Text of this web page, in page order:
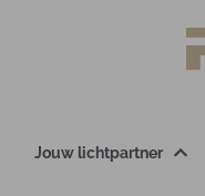
Jouw lichtpartner